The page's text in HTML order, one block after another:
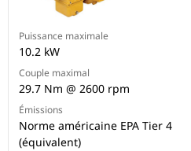
Puissance maximale
10.2 kW
Couple maximal
29.7 Nm @ 2600 rpm
Émissions
Norme américaine EPA Tier 4
(équivalent)